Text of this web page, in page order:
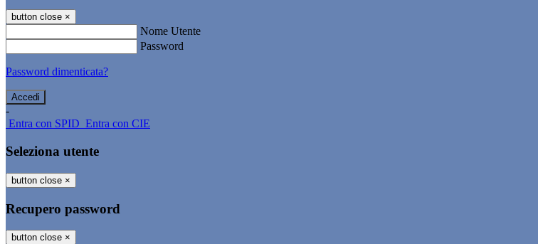
button close ×
Nome Utente
Password
Password dimenticata?
-
Entra con SPID Entra con CIE
Seleziona utente
button close ×
Recupero password
button close ×